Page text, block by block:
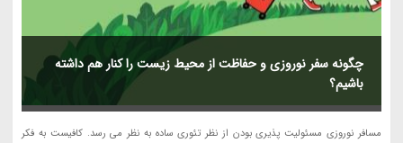
چگونه سفر نوروزی و حفاظت از محیط زیست را کنار هم داشته
باشیم؟
مسافر نوروزی مسئولیت پذیری بودن از نظر تئوری ساده به نظر می رسد. کافیست به فکر